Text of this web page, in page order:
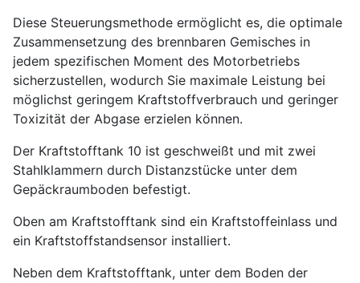
Diese Steuerungsmethode ermöglicht es, die optimale
Zusammensetzung des brennbaren Gemisches in
jedem spezifischen Moment des Motorbetriebs
sicherzustellen, wodurch Sie maximale Leistung bei
möglichst geringem Kraftstoffverbrauch und geringer
Toxizität der Abgase erzielen können.
Der Kraftstofftank 10 ist geschweißt und mit zwei
Stahlklammern durch Distanzstücke unter dem
Gepäckraumboden befestigt.
Oben am Kraftstofftank sind ein Kraftstoffeinlass und
ein Kraftstoffstandsensor installiert.
Neben dem Kraftstofftank, unter dem Boden der